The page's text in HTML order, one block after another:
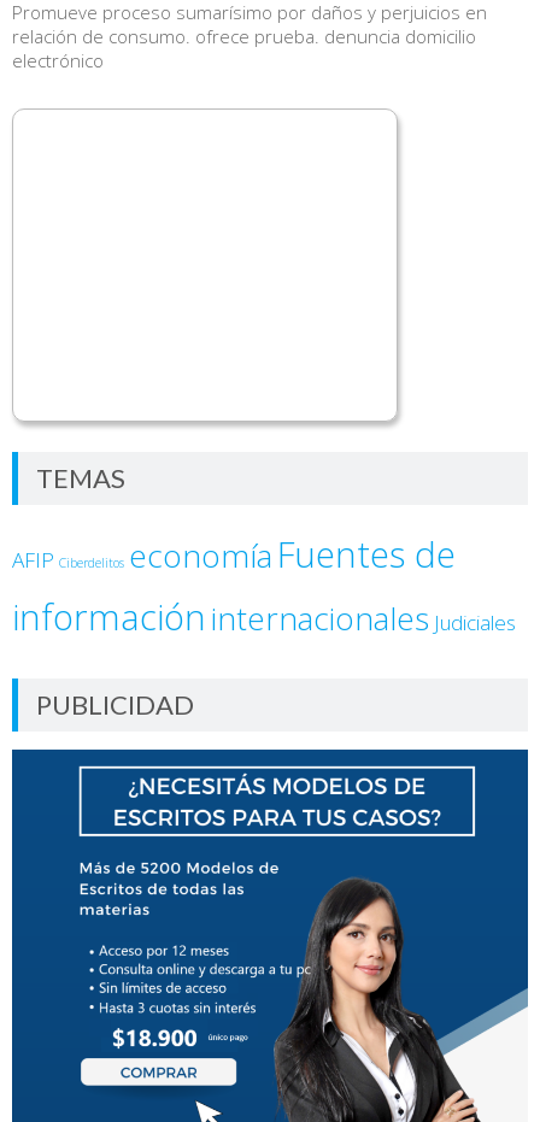
Promueve proceso sumarísimo por daños y perjuicios en
relación de consumo. ofrece prueba. denuncia domicilio
electrónico
TEMAS
AFIP Ciberdelitos economía Fuentes de
informacióninternacionales Judiciales
PUBLICIDAD